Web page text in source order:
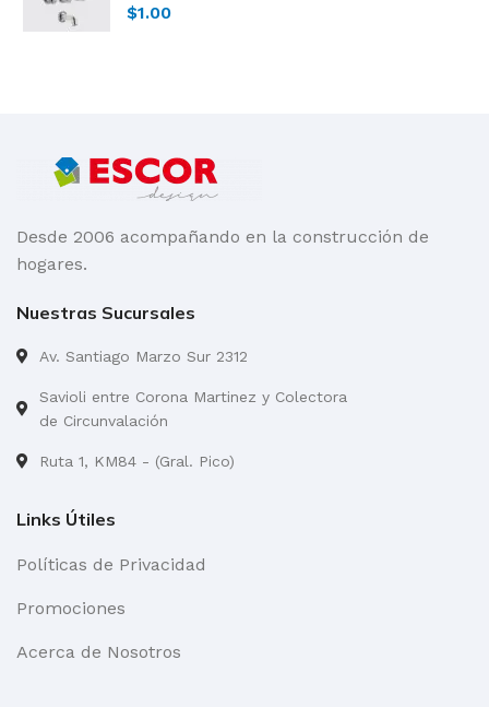
$1.00
Desde 2006 acompañando en la construcción de
hogares.
Nuestras Sucursales
Av. Santiago Marzo Sur 2312
Savioli entre Corona Martinez y Colectora
de Circunvalación
Ruta 1, KM84 - (Gral. Pico)
Links Útiles
Políticas de Privacidad
Promociones
Acerca de Nosotros